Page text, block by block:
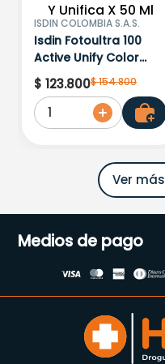
ISDIN COLOMBIA S.A.S.
Isdin Fotoultra 100
Active Unify Color
Fusion Fluid Aclara Y
Unifica X 50 Ml
$ 123.800$154.800
1
Medios de pago